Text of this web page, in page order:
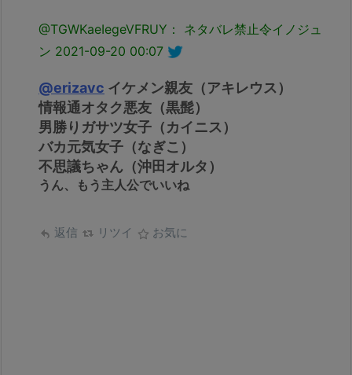
@TGWKaeIegeVFRUY： ネタバレ禁止令イノジュ
ン 2021-09-20 00:07
@erizavc イケメン親友（アキレウス）
情報通オタク悪友（黒髭）
男勝りガサツ女子（カイニス）
バカ元気女子（なぎこ）
不思議ちゃん（沖田オルタ）
うん、もう主人公でいいね
返信 リツイ お気に